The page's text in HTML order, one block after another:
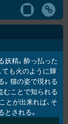
妖精。酔っ払った
も火のように輝
。猫の姿で現れる
むことで知られる
とが出来れば、そ
される。